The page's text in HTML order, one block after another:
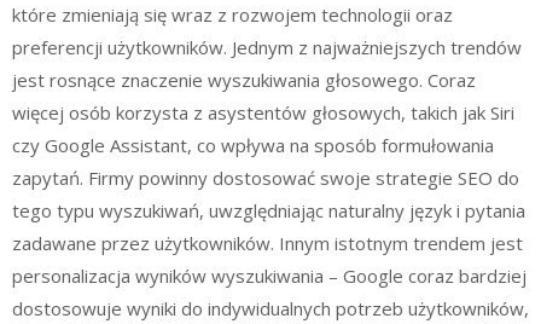
które zmieniają się wraz z rozwojem technologii oraz
preferencji użytkowników. Jednym z najważniejszych trendów
jest rosnące znaczenie wyszukiwania głosowego. Coraz
więcej osób korzysta z asystentów głosowych, takich jak Siri
czy Google Assistant, co wpływa na sposób formułowania
zapytań. Firmy powinny dostosować swoje strategie SEO do
tego typu wyszukiwań, uwzględniając naturalny język i pytania
zadawane przez użytkowników. Innym istotnym trendem jest
personalizacja wyników wyszukiwania – Google coraz bardziej
dostosowuje wyniki do indywidualnych potrzeb użytkowników,